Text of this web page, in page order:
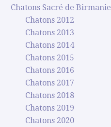
Chatons Sacré de Birmanie
Chatons 2012
Chatons 2013
Chatons 2014
Chatons 2015
Chatons 2016
Chatons 2017
Chatons 2018
Chatons 2019
Chatons 2020